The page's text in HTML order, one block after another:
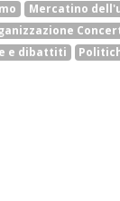
Mercatino
e dibattiti